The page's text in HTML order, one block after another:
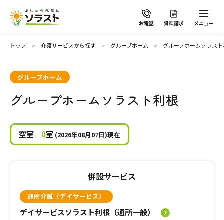
お電話 資料請求 メニュー
ソラストの想い
介護サービスから探す
施設で暮らす
よくあるご質問
トップ 介護サービスから探す グループホーム グループホームソラス
グループホーム
グループホームソラスト利根
空室 0室 (2026年08月07日)現在
併設サービス
通所介護（デイサービス）
デイサービスソラスト利根（通所一般）